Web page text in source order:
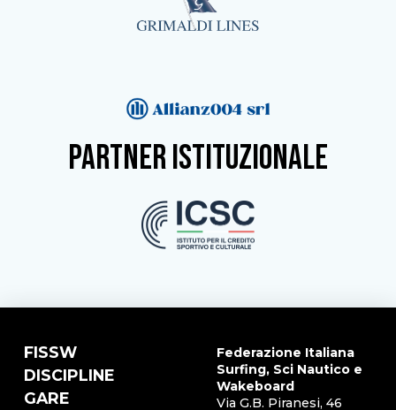
partner istituzionale
FISSW
DISCIPLINE
GARE
Federazione Italiana
Surfing, Sci Nautico e
Wakeboard
Via G.B. Piranesi, 46